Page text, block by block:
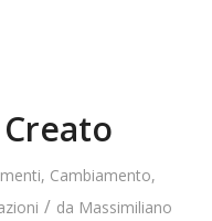
, Cambiamento,
/ da Massimiliano